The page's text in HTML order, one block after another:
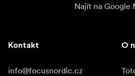
Najít na Google
Kontakt
info@focusnordic.cz
O